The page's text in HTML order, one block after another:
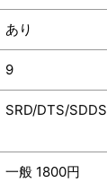
あり
9
SRD/DTS/SDDS
一般 1800円